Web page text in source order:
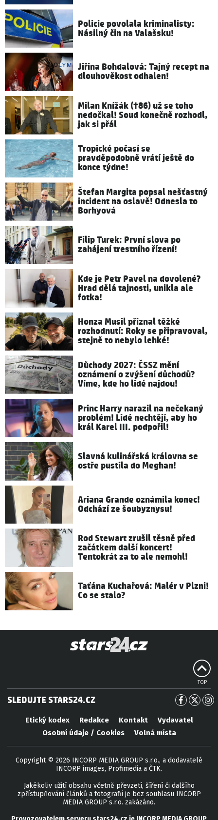
Policie povolala kriminalisty:
Násilný čin na Valašsku!
Jiřina Bohdalová: Tajný recept na
dlouhověkost odhalen!
Milan Knížák (†86) už se toho
nedočkal! Soud konečně rozhodl,
jak si přál
Tropické počasí se
pravděpodobně vrátí ještě do
konce týdne!
Štefan Margita popsal nešťastný
incident na oslavě! Odnesla to
Borhyová
Filip Turek: První slova po
zahájení trestního řízení!
Kde je Petr Pavel na dovolené?
Hrad dělá tajnosti, unikla ale
fotka!
Honza Musil přiznal těžké
rozhodnutí: Roky se připravoval,
stejně to nebylo lehké!
Důchody 2027: ČSSZ mění
oznámení o zvýšení důchodů?
Víme, kde ho lidé najdou!
Princ Harry narazil na nečekaný
problém! Lidé nechtějí, aby ho
král Karel III. podpořil!
Slavná kulinářská královna se
ostře pustila do Meghan!
Ariana Grande oznámila konec!
Odchází ze šoubyznysu!
Rod Stewart zrušil těsně před
začátkem další koncert!
Tentokrát za to ale nemohl!
Taťána Kuchařová: Malér v Plzni!
Co se stalo?
TOP
SLEDUJTE STARS24.CZ
Etický kodex Redakce Kontakt
Vydavatel
Osobní údaje / Cookies
Volná místa
Copyright © 2026 INCORP MEDIA GROUP s.r.o., a dodavatelé
INCORP images, Profimedia a ČTK.
Jakékoliv užití obsahu včetně převzetí, šíření či dalšího
zpřístupňování článků a fotografií je bez souhlasu INCORP
MEDIA GROUP s.r.o. zakázáno.